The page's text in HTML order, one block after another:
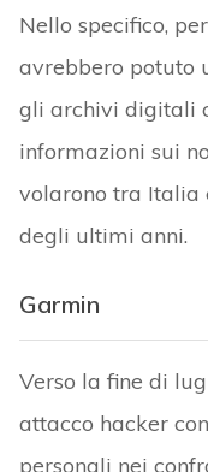
Nello specifico,
avrebbero potuto
gli archivi digitali
informazioni sui
volarono tra Italia
degli ultimi anni.
Garmin
Verso la fine di
attacco hacker
personali nei